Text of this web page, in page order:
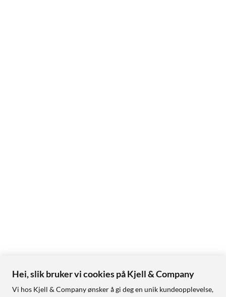
Hei, slik bruker vi cookies på Kjell & Company
Vi hos Kjell & Company ønsker å gi deg en unik kundeopplevelse,